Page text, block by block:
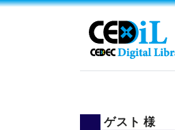
ゲスト 様